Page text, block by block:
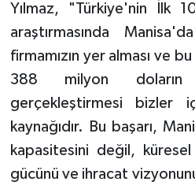
Yılmaz, "Türkiye'nin İlk
araştırmasında
firmamızın yer alması ve
388 milyon doların
gerçekleştirmesi bizler
kaynağıdır. Bu başarı,
kapasitesini değil,
gücünü ve ihracat